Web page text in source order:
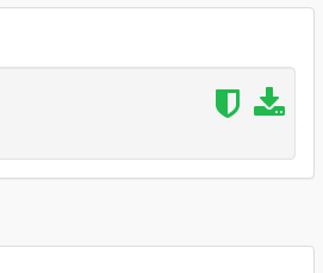
and hit Enter to add a empty space.
exit.